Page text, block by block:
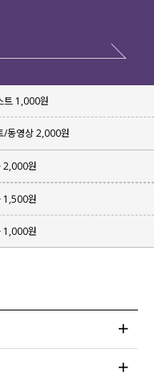
트 1,000원
/동영상 2,000원
2,000원
1,500원
1,000원